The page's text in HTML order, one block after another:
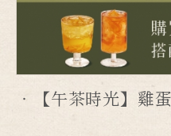
【午茶時光】雞